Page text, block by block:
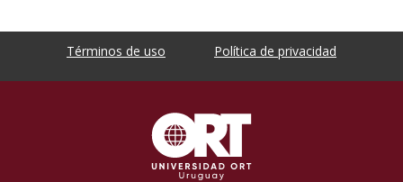
Términos de uso Política de privacidad